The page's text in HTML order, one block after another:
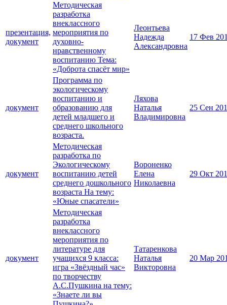
презентация,
документ
Методическая
разработка
внеклассного
мероприятия по
духовно-
нравственному
воспитанию Тема:
«Доброта спасёт мир»
Леонтьева
Надежда
Александровна
17 Фев
документ
Программа по
экологическому
воспитанию и
образованию для
детей младшего и
среднего школьного
возраста.
Ляхова
Наталья
Владимировна
25 Сен
документ
Методическая
разработка по
Экологическому
воспитанию детей
среднего дошкольного
возраста На тему:
«Юные спасатели»
Вороненко
Елена
Николаевна
29 Окт
документ
Методическая
разработка
внеклассного
мероприятия по
литературе для
учащихся 9 класса:
игра «Звёздный час»
по творчеству
А.С.Пушкина на тему:
«Знаете ли вы
Татаренкова
Наталья
Викторовна
20 Мар